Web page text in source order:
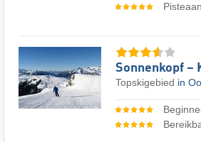
Sonnenkopf –
Topskigebied in